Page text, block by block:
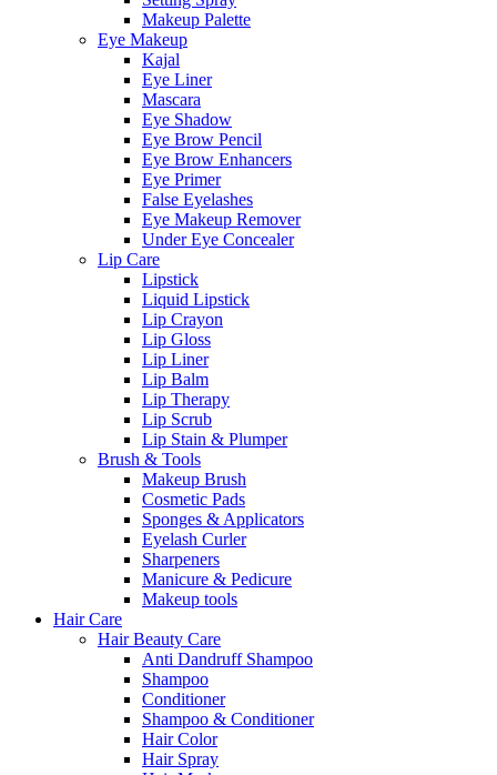
Makeup Palette
Eye Makeup
Kajal
Eye Liner
Mascara
Eye Shadow
Eye Brow Pencil
Eye Brow Enhancers
Eye Primer
False Eyelashes
Eye Makeup Remover
Under Eye Concealer
Lip Care
Lipstick
Liquid Lipstick
Lip Crayon
Lip Gloss
Lip Liner
Lip Balm
Lip Therapy
Lip Scrub
Lip Stain & Plumper
Brush & Tools
Makeup Brush
Cosmetic Pads
Sponges & Applicators
Eyelash Curler
Sharpeners
Manicure & Pedicure
Makeup tools
Hair Care
Hair Beauty Care
Anti Dandruff Shampoo
Shampoo
Conditioner
Shampoo & Conditioner
Hair Color
Hair Spray